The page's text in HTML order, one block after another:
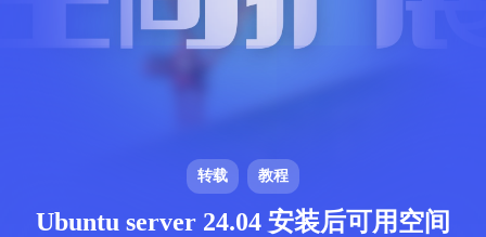
转载 教程
Ubuntu server 24.04 安装后可用空间